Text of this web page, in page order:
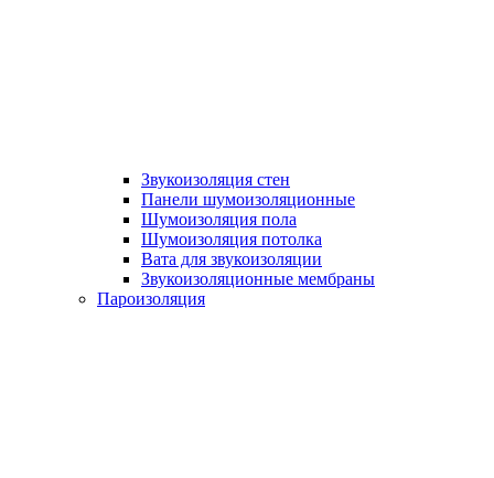
Звукоизоляция стен
Панели шумоизоляционные
Шумоизоляция пола
Шумоизоляция потолка
Вата для звукоизоляции
Звукоизоляционные мембраны
Пароизоляция